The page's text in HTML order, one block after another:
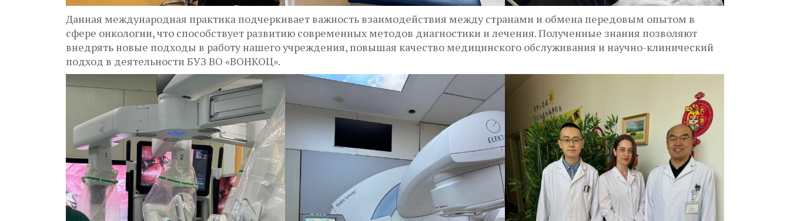
Данная международная практика подчеркивает важность взаимодействия между странами и обмена передовым опытом в
сфере онкологии, что способствует развитию современных методов диагностики и лечения. Полученные знания позволяют
внедрять новые подходы в работу нашего учреждения, повышая качество медицинского обслуживания и научно-клинический
подход в деятельности БУЗ ВО «ВОНКОЦ».